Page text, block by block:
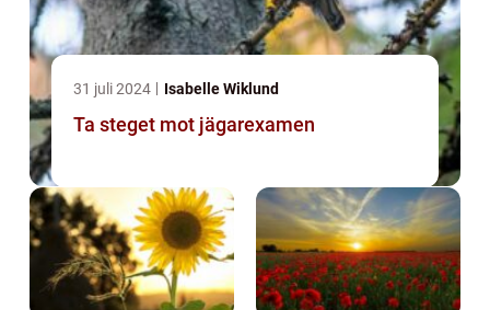
31 juli 2024 Isabelle Wiklund
Ta steget mot jägarexamen